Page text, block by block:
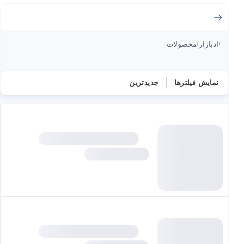
/ادبازار /محصولات
نمایش فیلترها جدیدترین